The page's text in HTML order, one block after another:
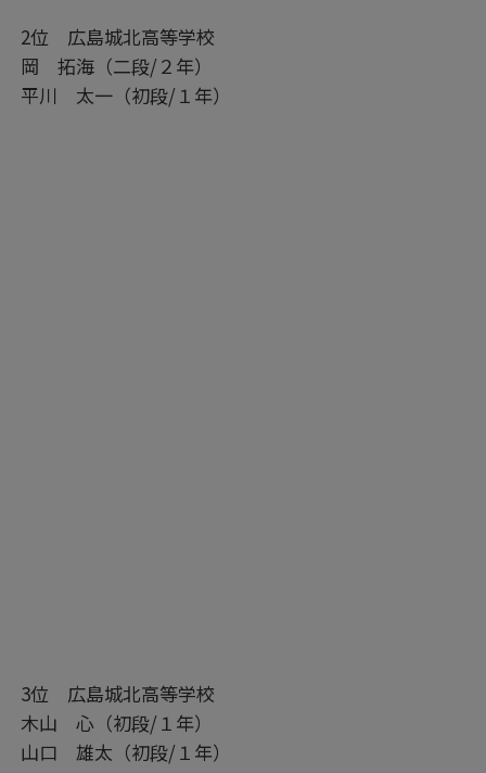
2位 広島城北高等学校
岡 拓海（二段/２年）
平川 太一（初段/１年）
3位 広島城北高等学校
木山 心（初段/１年）
山口 雄太（初段/１年）